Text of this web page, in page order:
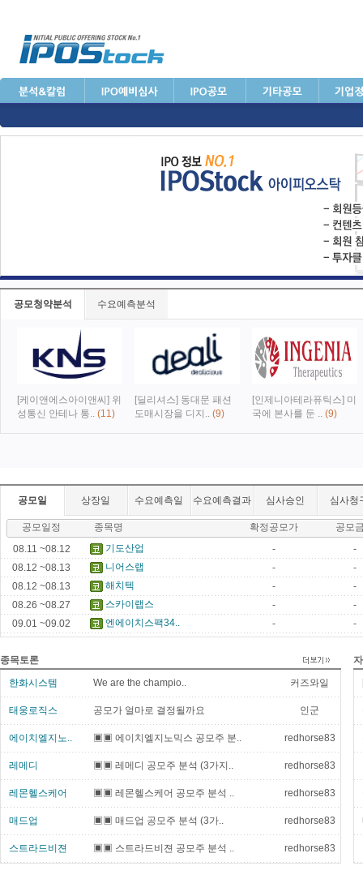
공모청약분석 수요예측분석
[케이앤에스아이앤씨] 위
성통신 안테나 통.. (11)
[딜리셔스] 동대문 패션
도매시장을 디지.. (9)
[인제니아테라퓨틱스] 미
국에 본사를 둔 .. (9)
공모일 상장일 수요예측일 수요예측결과 심사승인 심사청
공모일정 종목명 확정공모가
공모
08.11 ~08.12
기도산업 -
-
08.12 ~08.13
니어스랩 -
-
08.12 ~08.13
해치텍 -
-
08.26 ~08.27
스카이랩스 -
-
09.01 ~09.02
엔에이치스팩34.. - -
종목토론
한화시스템
We are the champio.. 커즈와일
태웅로직스 공모가 얼마로 결정될까요 인군
에이치엘지노.. ▣▣ 에이치엘지노믹스 공모주 분.. redhorse83
레메디 ▣▣ 레메디 공모주 분석 (3가지.. redhorse83
레몬헬스케어 ▣▣ 레몬헬스케어 공모주 분석 .. redhorse83
매드업 ▣▣ 매드업 공모주 분석 (3가.. redhorse83
스트라드비젼 ▣▣ 스트라드비젼 공모주 분석 .. redhorse83